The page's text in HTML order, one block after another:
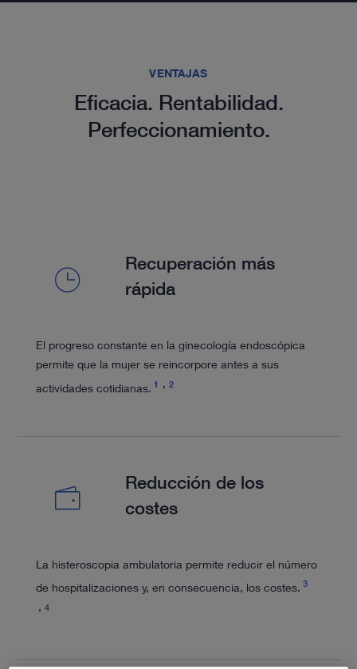
VENTAJAS
Eficacia. Rentabilidad.
Perfeccionamiento.
Recuperación más
rápida
El progreso constante en la ginecología endoscópica
permite que la mujer se reincorpore antes a sus
actividades cotidianas. 1 2
Reducción de los
costes
La histeroscopia ambulatoria permite reducir el número
de hospitalizaciones y, en consecuencia, los costes. 3
4